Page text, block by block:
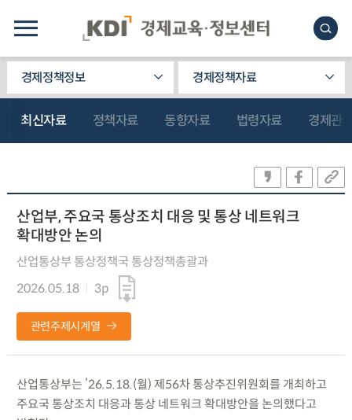
경제정책정보 경제정책자료
최신자료 정책자료 동향자료 법령자료 경제관
산업부, 주요국 통상조치 대응 및 통상 네트워크
확대방안 논의
산업통상부 통상정책국 통상정책총괄과
2026.05.18
3p
관련주제시계열
산업통상부는 ’26.5.18.(월) 제56차 통상추진위원회를 개최하고
주요국 통상조치 대응과 통상 네트워크 확대방안을 논의했다고